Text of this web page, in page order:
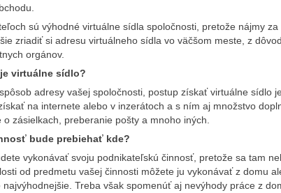
sú výhodné virtuálne sídla spoločnosti, pretože nájmy za
zriadiť si adresu virtuálneho sídla vo väčšom meste, z
orgánov.
virtuálne sídlo?
adresy vašej spoločnosti, postup získať virtuálne sídlo
na internete alebo v inzerátoch a s ním aj množstvo
zásielkach, preberanie pošty a mnoho iných.
bude prebiehať kde?
vykonávať svoju podnikateľskú činnosť, pretože sa tam
od predmetu vašej činnosti môžete ju vykonávať z domu
Treba však spomenúť aj nevýhody práce z